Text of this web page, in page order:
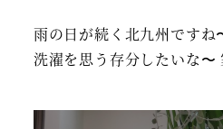
雨の日が続く北九州ですね
洗濯を思う存分したいな〜